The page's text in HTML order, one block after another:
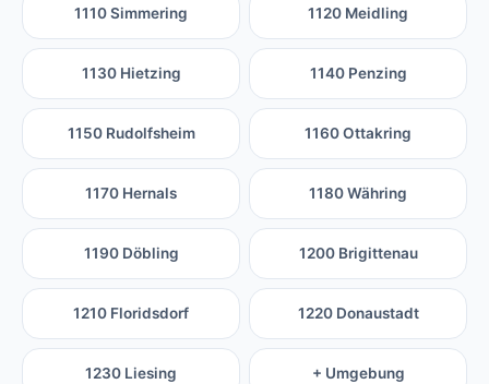
1110 Simmering 1120 Meidling
1130 Hietzing 1140 Penzing
1150 Rudolfsheim 1160 Ottakring
1170 Hernals 1180 Währing
1190 Döbling 1200 Brigittenau
1210 Floridsdorf 1220 Donaustadt
1230 Liesing + Umgebung